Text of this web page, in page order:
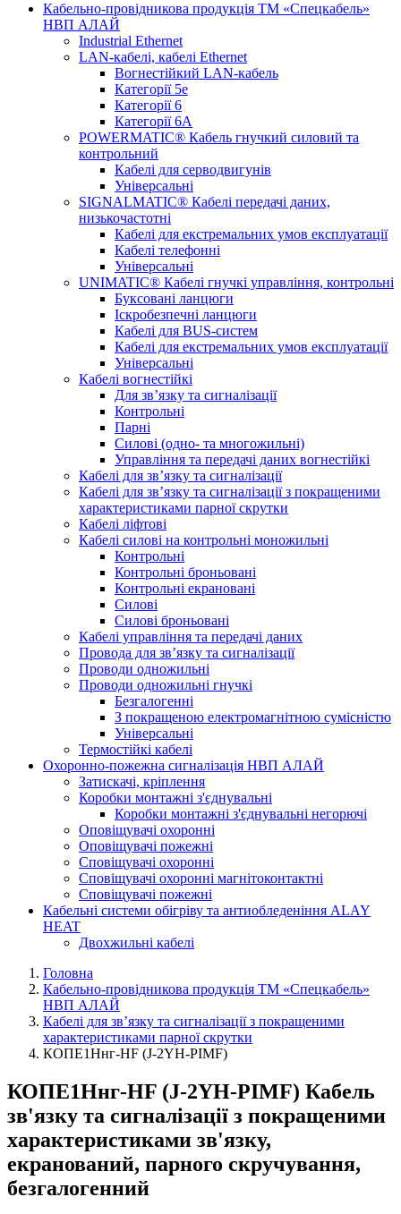
Кабельно-провідникова продукція ТМ «Спецкабель»
НВП АЛАЙ
Industrial Ethernet
LAN-кабелі, кабелі Ethernet
Вогнестійкий LAN-кабель
Категорії 5е
Категорії 6
Категорії 6А
POWERMATIC® Кабель гнучкий силовий та
контрольний
Кабелі для серводвигунів
Універсальні
SIGNALMATIC® Кабелі передачі даних,
низькочастотні
Кабелі для екстремальних умов експлуатації
Кабелі телефонні
Універсальні
UNIMATIC® Кабелі гнучкі управління, контрольні
Буксовані ланцюги
Іскробезпечні ланцюги
Кабелі для BUS-систем
Кабелі для екстремальних умов експлуатації
Універсальні
Кабелі вогнестійкі
Для зв’язку та сигналізації
Контрольні
Парні
Силові (одно- та многожильні)
Управління та передачі даних вогнестійкі
Кабелі для зв’язку та сигналізації
Кабелі для зв’язку та сигналізації з покращеними
характеристиками парної скрутки
Кабелі ліфтові
Кабелі силові на контрольні моножильні
Контрольні
Контрольні броньовані
Контрольні екрановані
Силові
Силові броньовані
Кабелі управління та передачі даних
Провода для зв’язку та сигналізації
Проводи одножильні
Проводи одножильні гнучкі
Безгалогенні
З покращеною електромагнітною сумісністю
Універсальні
Термостійкі кабелі
Охоронно-пожежна сигналізація НВП АЛАЙ
Затискачі, кріплення
Коробки монтажні з'єднувальні
Коробки монтажні з'єднувальні негорючі
Оповіщувачі охоронні
Оповіщувачі пожежні
Сповіщувачі охоронні
Сповіщувачі охоронні магнітоконтактні
Сповіщувачі пожежні
Кабельні системи обігріву та антиобледеніння ALAY
HEAT
Двохжильні кабелі
Головна
Кабельно-провідникова продукція ТМ «Спецкабель»
НВП АЛАЙ
Кабелі для зв’язку та сигналізації з покращеними
характеристиками парної скрутки
КОПЕ1Ннг-HF (J-2YH-PIMF)
КОПЕ1Ннг-HF (J-2YH-PIMF) Кабель
зв'язку та сигналізації з покращеними
характеристиками зв'язку,
екранований, парного скручування,
безгалогенний